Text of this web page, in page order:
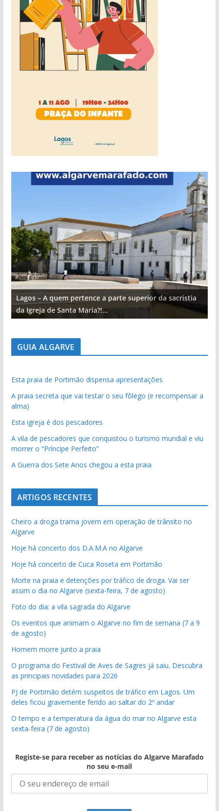
Lagos – A quem pertence a parte superior da sacristia
da Igreja de Santa Maria?!…
GUIA ALGARVE
Esta praia de Portimão dispensa apresentações
A praia secreta que vai testar o seu fôlego (e recompensar a
alma)
Esta igreja é dos pescadores
A vila de pescadores que conquistou o turismo mundial e viu
morrer o “Príncipe Perfeito”
A Guerra dos Sete Anos chegou a esta praia
ARTIGOS RECENTES
Cheiro a droga trama jovem em operação de trânsito no
Algarve
Hoje há concerto dos D.A.M.A no Algarve
Hoje há concerto de Cuca Roseta em Portimão
Morte na praia e detenções por tráfico de droga. Vai ser
assim o dia no Algarve (sexta-feira, 7 de agosto)
Foto do dia: a vila sagrada do Algarve
Os eventos que animam o Algarve no fim de semana (7 a 9
de agosto)
Homem morre junto a praia
O programa do Festival de Aves de Sagres já saiu. Descubra
as principais novidades para 2026
PJ de Portimão detém suspeitos de tráfico em Lagos. Um
deles ficou gravemente ferido ao saltar do 2º andar
O tempo e a temperatura da água do mar no Algarve esta
sexta-feira (7 de agosto)
Registe-se para receber as notícias do Algarve Marafado
no seu e-mail